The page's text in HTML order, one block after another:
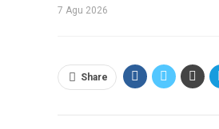
7 Agu 2026
Share